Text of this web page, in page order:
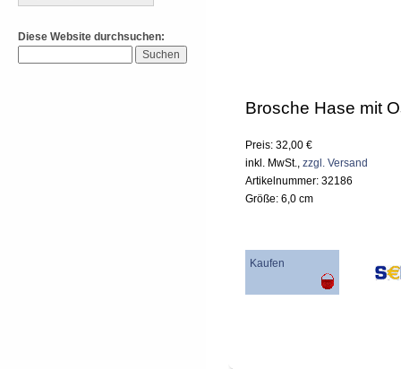
Diese Website durchsuchen:
Brosche Hase mit
Preis: 32,00 €
inkl. MwSt., zzgl. Versand
Artikelnummer: 32186
Größe: 6,0 cm
Kaufen